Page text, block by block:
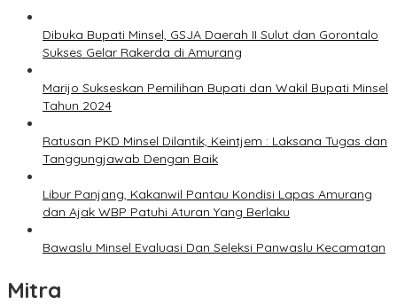
Dibuka Bupati Minsel, GSJA Daerah II Sulut dan Gorontalo
Sukses Gelar Rakerda di Amurang
Marijo Sukseskan Pemilihan Bupati dan Wakil Bupati Minsel
Tahun 2024
Ratusan PKD Minsel Dilantik, Keintjem : Laksana Tugas dan
Tanggungjawab Dengan Baik
Libur Panjang, Kakanwil Pantau Kondisi Lapas Amurang
dan Ajak WBP Patuhi Aturan Yang Berlaku
Bawaslu Minsel Evaluasi Dan Seleksi Panwaslu Kecamatan
Mitra